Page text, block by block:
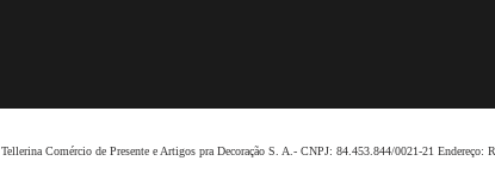
Tellerina Comércio de Presente e Artigos pra Decoração S. A.- CNPJ: 84.453.844/0021-21